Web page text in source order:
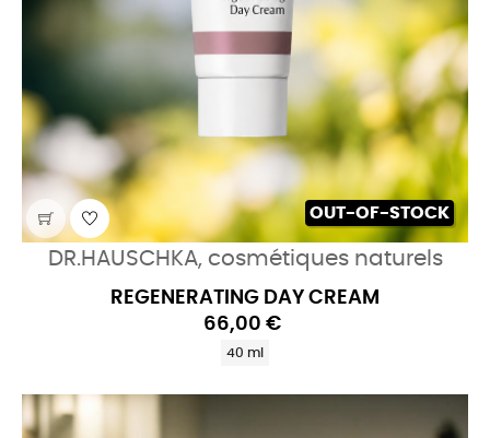
OUT-OF-STOCK
DR.HAUSCHKA, cosmétiques naturels
REGENERATING DAY CREAM
66,00 €
40 ml